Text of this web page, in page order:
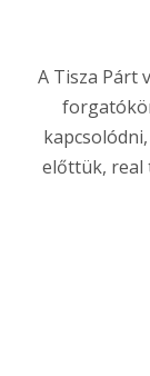
A Tisza Párt
előttük, real